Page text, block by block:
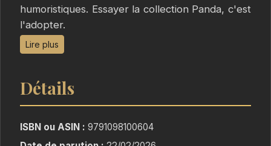
humoristiques. Essayer la collection Panda, c'est
l'adopter.
Cet ouvrage contient les trois premiers tomes
L'école sous le phare :
Trëmaleuc partent en sortie scolaire afin de
Lire plus
Détails
ISBN ou ASIN : 9791098100604